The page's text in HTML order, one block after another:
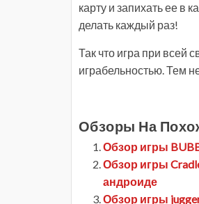
карту и запихать ее в
делать каждый раз!
Так что игра при всей
играбельностью. Тем
Обзоры На
Обзор игры
Обзор игры
андроиде
Обзор игры